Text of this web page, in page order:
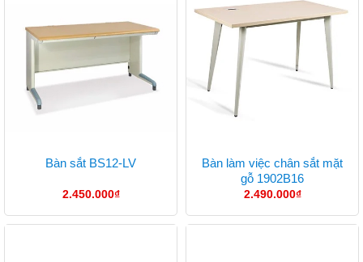
Bàn sắt BS12-LV
2.450.000₫
Bàn làm việc chân sắt mặt
gỗ 1902B16
2.490.000₫